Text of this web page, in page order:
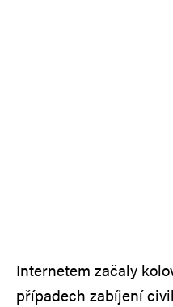
Internetem začaly
případech zabíjení